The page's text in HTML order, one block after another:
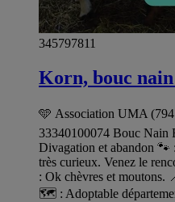
345797811
Korn, bouc
🩵 Association UMA
33340100074 Bouc Nain
Divagation et abandon 🐾
très curieux. Venez le
: Ok chèvres et
🗺️ : Adoptable